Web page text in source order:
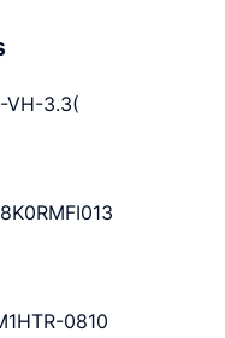
VH-3.3(
0810